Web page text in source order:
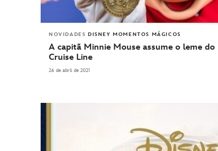
NOVIDADES DISNEY MOMENTOS MÁGICOS
A capitã Minnie Mouse assume o leme
Cruise Line
26 de abril de 2021